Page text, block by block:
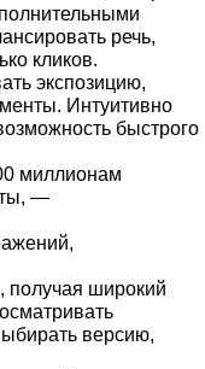
речь,
кликов.
экспозицию,
Интуитивно
быстрого
миллионам
—
получая широкий
версию,